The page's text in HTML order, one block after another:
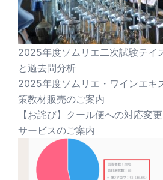
2025年度ソムリエ二次試験テイ
と過去問分析
2025年度ソムリエ・ワインエキ
策教材販売のご案内
【お詫び】クール便への対応変
サービスのご案内